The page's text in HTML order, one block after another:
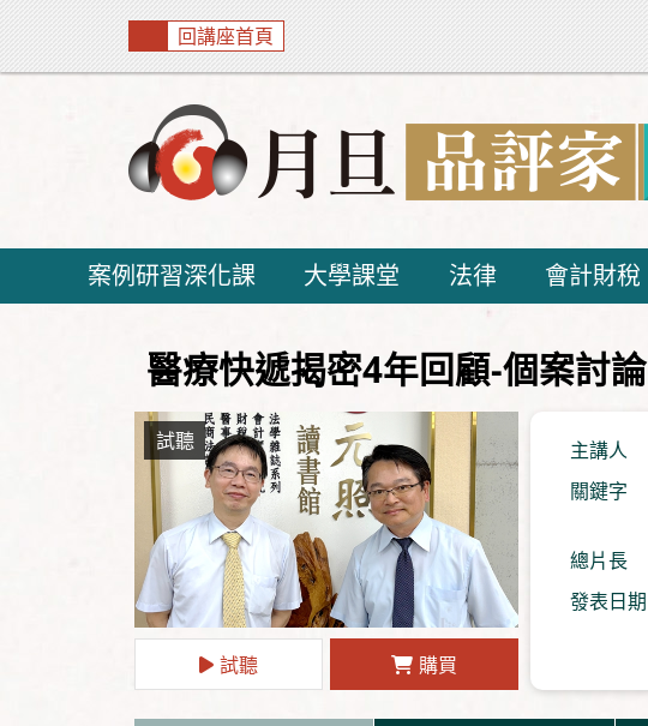
回講座首頁
案例研習深化課 大學課堂 法律 會計財稅
醫療快遞揭密4年回顧-個案討論
試聽 購買
主講人
關鍵字
總片長
發表日期